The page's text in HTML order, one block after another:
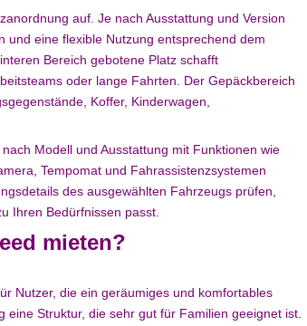
auf. Je nach Ausstattung und Version
und eine flexible Nutzung entsprechend dem
Bereich gebotene Platz schafft
oder lange Fahrten. Der Gepäckbereich
Koffer, Kinderwagen,
Modell und Ausstattung mit Funktionen wie
Tempomat und Fahrassistenzsystemen
des ausgewählten Fahrzeugs prüfen,
Ihren Bedürfnissen passt.
mieten?
Nutzer, die ein geräumiges und komfortables
Struktur, die sehr gut für Familien geeignet ist.